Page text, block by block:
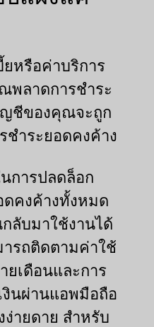
ยหรือค่าบริการ
พลาดการชำระ
ชีของคุณจะถูก
ชำระยอดคงค้าง
การปลดล็อก
คงค้างทั้งหมด
ลับมาใช้งานได้
รถติดตามค่าใช้
ยเดือนและการ
งินผ่านแอพมือถือ
ง่ายดาย สำหรับ